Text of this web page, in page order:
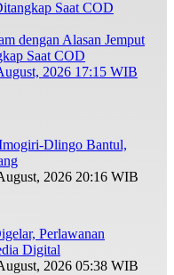
dengan Alasan Jemput
Saat COD
2026 17:15 WIB
Dlingo Bantul,
2026 20:16 WIB
Perlawanan
Digital
2026 05:38 WIB